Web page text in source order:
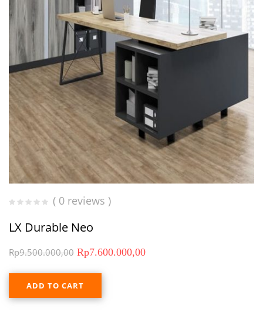
( 0 reviews )
LX Durable Neo
Rp9.500.000,00 Rp7.600.000,00
ADD TO CART